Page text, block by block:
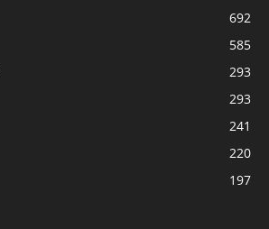
692
585
293
293
241
220
197